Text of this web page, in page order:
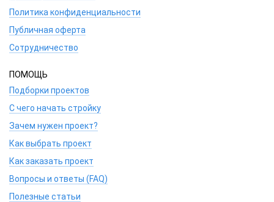
Политика конфиденциальности
Публичная оферта
Сотрудничество
ПОМОЩЬ
Подборки проектов
С чего начать стройку
Зачем нужен проект?
Как выбрать проект
Как заказать проект
Вопросы и ответы (FAQ)
Полезные статьи